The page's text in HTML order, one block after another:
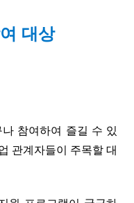
대상
참여하여 즐길 수 있
관계자들이 주목할 대